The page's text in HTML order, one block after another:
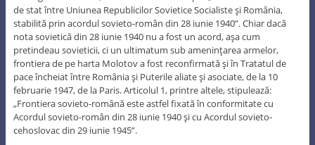
de stat între Uniunea Republicilor Sovietice Socialiste şi România,
stabilită prin acordul sovieto-român din 28 iunie 1940”. Chiar dacă
nota sovietică din 28 iunie 1940 nu a fost un acord, aşa cum
pretindeau sovieticii, ci un ultimatum sub ameninţarea armelor,
frontiera de pe harta Molotov a fost reconfirmată şi în Tratatul de
pace încheiat între România şi Puterile aliate şi asociate, de la 10
februarie 1947, de la Paris. Articolul 1, printre altele, stipulează:
„Frontiera sovieto-română este astfel fixată în conformitate cu
Acordul sovieto-român din 28 iunie 1940 şi cu Acordul sovieto-
cehoslovac din 29 iunie 1945”.